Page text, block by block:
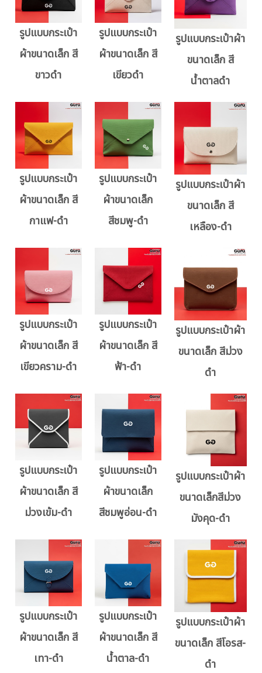
รูปแบบกระเป๋า
ผ้าขนาดเล็ก สี
ขาวดำ
รูปแบบกระเป๋า
ผ้าขนาดเล็ก สี
เขียวดำ
รูปแบบกระเป๋าผ้า
ขนาดเล็ก สี
น้ำตาลดำ
รูปแบบกระเป๋า
ผ้าขนาดเล็ก สี
กาแฟ-ดำ
รูปแบบกระเป๋า
ผ้าขนาดเล็ก
สีชมพู-ดำ
รูปแบบกระเป๋าผ้า
ขนาดเล็ก สี
เหลือง-ดำ
รูปแบบกระเป๋า
ผ้าขนาดเล็ก สี
เขียวคราม-ดำ
รูปแบบกระเป๋า
ผ้าขนาดเล็ก สี
ฟ้า-ดำ
รูปแบบกระเป๋าผ้า
ขนาดเล็ก สีม่วง
ดำ
รูปแบบกระเป๋า
ผ้าขนาดเล็ก สี
ม่วงเข้ม-ดำ
รูปแบบกระเป๋า
ผ้าขนาดเล็ก
สีชมพูอ่อน-ดำ
รูปแบบกระเป๋าผ้า
ขนาดเล็กสีม่วง
มังคุด-ดำ
รูปแบบกระเป๋า
ผ้าขนาดเล็ก สี
เทา-ดำ
รูปแบบกระเป๋า
ผ้าขนาดเล็ก สี
น้ำตาล-ดำ
รูปแบบกระเป๋าผ้า
ขนาดเล็ก สีโอรส-
ดำ